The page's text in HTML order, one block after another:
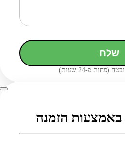
שלח
(פחות מ-24 שעות)
הזמנה